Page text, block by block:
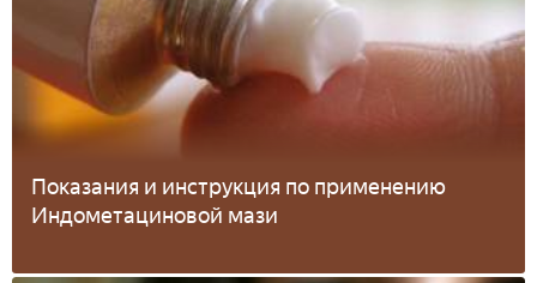
Показания и инструкция по применению
Индометациновой мази